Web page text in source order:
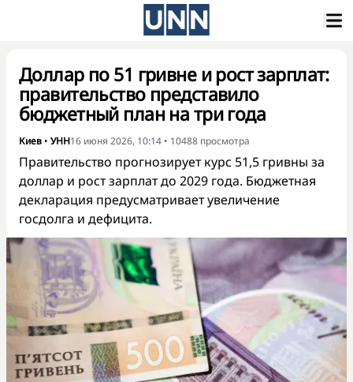
Доллар по 51 гривне и рост зарплат:
правительство представило
бюджетный план на три года
Киев • УНН16 июня 2026, 10:14 • 10488 просмотра
Правительство прогнозирует курс 51,5 гривны за
доллар и рост зарплат до 2029 года. Бюджетная
декларация предусматривает увеличение
госдолга и дефицита.